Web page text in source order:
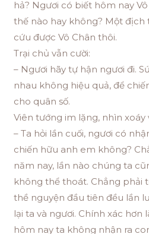
hả? Ngươi có biết hôm nay
thế nào hay không? Một địch
cứu được Vô Chân thôi.
Trại chủ vẫn cười:
– Ngươi hãy tự hận ngươi đi.
nhau không hiệu quả, để
cho quân số.
Viên tướng im lặng, nhìn xoáy
– Ta hỏi lần cuối, ngươi có
chiến hữu anh em không?
năm nay, lần nào chúng ta
không thể thoát. Chẳng phải
thề nguyện đầu tiên đều lần
lại ta và ngươi. Chính xác hơn
hôm nay ta không nhận ra